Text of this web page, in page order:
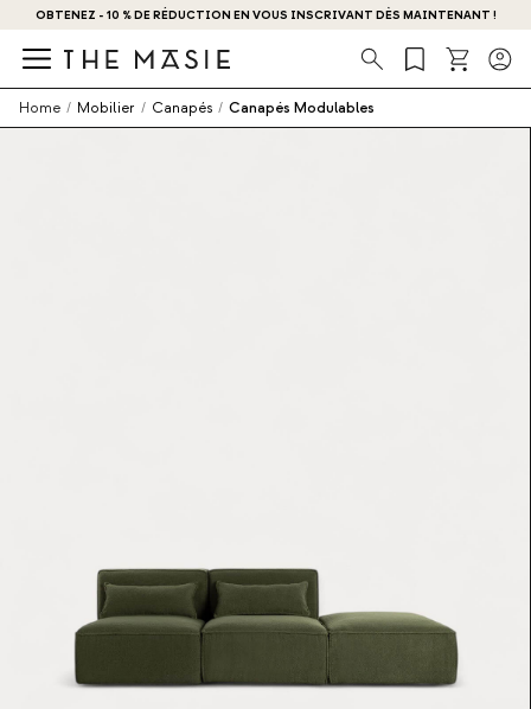
OBTENEZ - 10 % DE RÉDUCTION EN VOUS INSCRIVANT DÈS MAINTENANT !
Recherche
Home / Mobilier / Canapés / Canapés Modulables